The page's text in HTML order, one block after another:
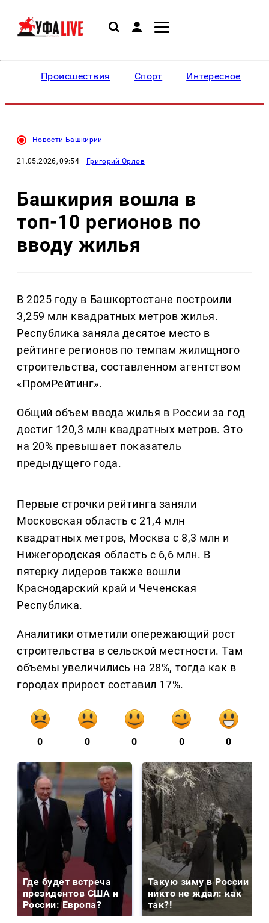
Происшествия Спорт Интересное
Новости Башкирии
21.05.2026, 09:54 · Григорий Орлов
Башкирия вошла в
топ-10 регионов по
вводу жилья
В 2025 году в Башкортостане построили
3,259 млн квадратных метров жилья.
Республика заняла десятое место в
рейтинге регионов по темпам жилищного
строительства, составленном агентством
«ПромРейтинг».
Общий объем ввода жилья в России за год
достиг 120,3 млн квадратных метров. Это
на 20% превышает показатель
предыдущего года.
Первые строчки рейтинга заняли
Московская область с 21,4 млн
квадратных метров, Москва с 8,3 млн и
Нижегородская область с 6,6 млн. В
пятерку лидеров также вошли
Краснодарский край и Чеченская
Республика.
Аналитики отметили опережающий рост
строительства в сельской местности. Там
объемы увеличились на 28%, тогда как в
городах прирост составил 17%.
0 0 0 0 0
Где будет встреча
президентов США и
России: Европа?
Такую зиму в России
никто не ждал: как
так?!